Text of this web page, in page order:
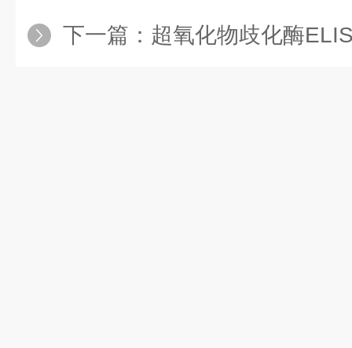
下一篇： 超氧化物歧化酶